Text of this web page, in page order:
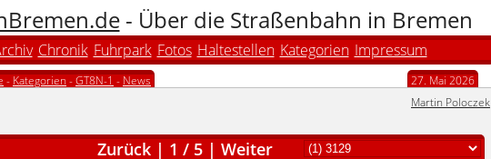
- Über die Straßenbahn in Bremen
Chronik Fuhrpark Fotos Haltestellen Kategorien Impressum
- Kategorien -GT8N-1 - News 27. Mai 2026
Martin Poloczek
Zurück | 1 / 5 | Weiter